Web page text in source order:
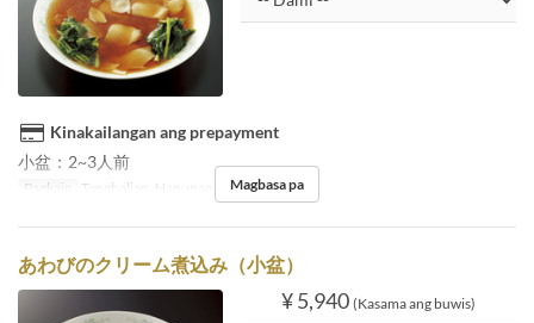
Kinakailangan ang prepayment
小盆：2~3人前
Pagkain Tanghalian, Hapunan Magbasa pa
あわびのクリーム煮込み（小盆）
¥ 5,940 (Kasama ang buwis)